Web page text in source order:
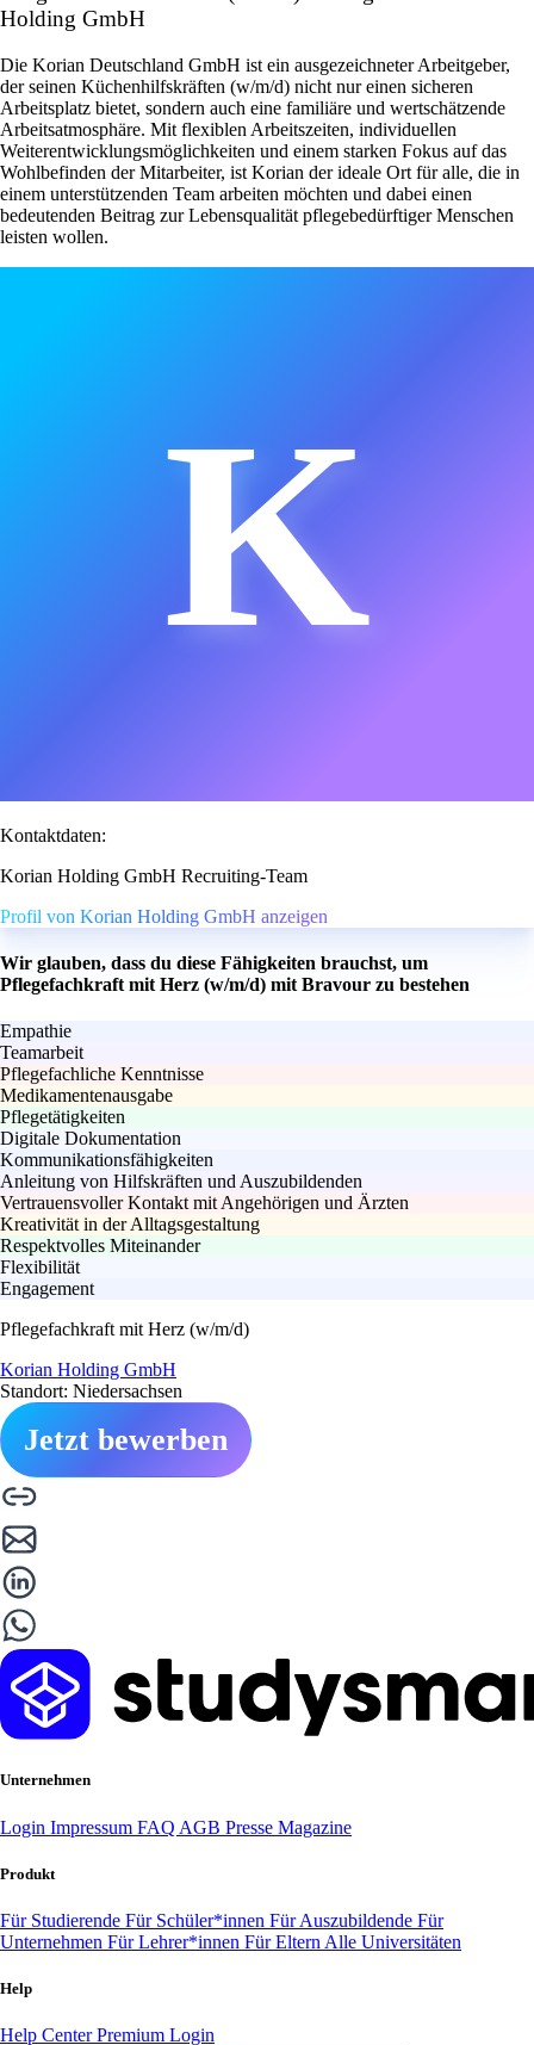
Holding GmbH
Die Korian Deutschland GmbH ist ein ausgezeichneter Arbeitgeber,
der seinen Küchenhilfskräften (w/m/d) nicht nur einen sicheren
Arbeitsplatz bietet, sondern auch eine familiäre und wertschätzende
Arbeitsatmosphäre. Mit flexiblen Arbeitszeiten, individuellen
Weiterentwicklungsmöglichkeiten und einem starken Fokus auf das
Wohlbefinden der Mitarbeiter, ist Korian der ideale Ort für alle, die in
einem unterstützenden Team arbeiten möchten und dabei einen
bedeutenden Beitrag zur Lebensqualität pflegebedürftiger Menschen
leisten wollen.
K
Kontaktdaten:
Korian Holding GmbH Recruiting-Team
Profil von Korian Holding GmbH anzeigen
Wir glauben, dass du diese Fähigkeiten brauchst, um
Pflegefachkraft mit Herz (w/m/d) mit Bravour zu bestehen
Empathie
Teamarbeit
Pflegefachliche Kenntnisse
Medikamentenausgabe
Pflegetätigkeiten
Digitale Dokumentation
Kommunikationsfähigkeiten
Anleitung von Hilfskräften und Auszubildenden
Vertrauensvoller Kontakt mit Angehörigen und Ärzten
Kreativität in der Alltagsgestaltung
Respektvolles Miteinander
Flexibilität
Engagement
Pflegefachkraft mit Herz (w/m/d)
Korian Holding GmbH
Standort: Niedersachsen
Jetzt bewerben
Unternehmen
Login Impressum FAQ AGB Presse Magazine
Produkt
Für Studierende Für Schüler*innen Für Auszubildende Für
Unternehmen Für Lehrer*innen Für Eltern Alle Universitäten
Help
Help CenterPremium Login